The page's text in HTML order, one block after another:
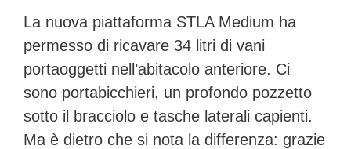
La nuova piattaforma STLA Medium ha
permesso di ricavare 34 litri di vani
portaoggetti nell’abitacolo anteriore. Ci
sono portabicchieri, un profondo pozzetto
sotto il bracciolo e tasche laterali capienti.
Ma è dietro che si nota la differenza: grazie